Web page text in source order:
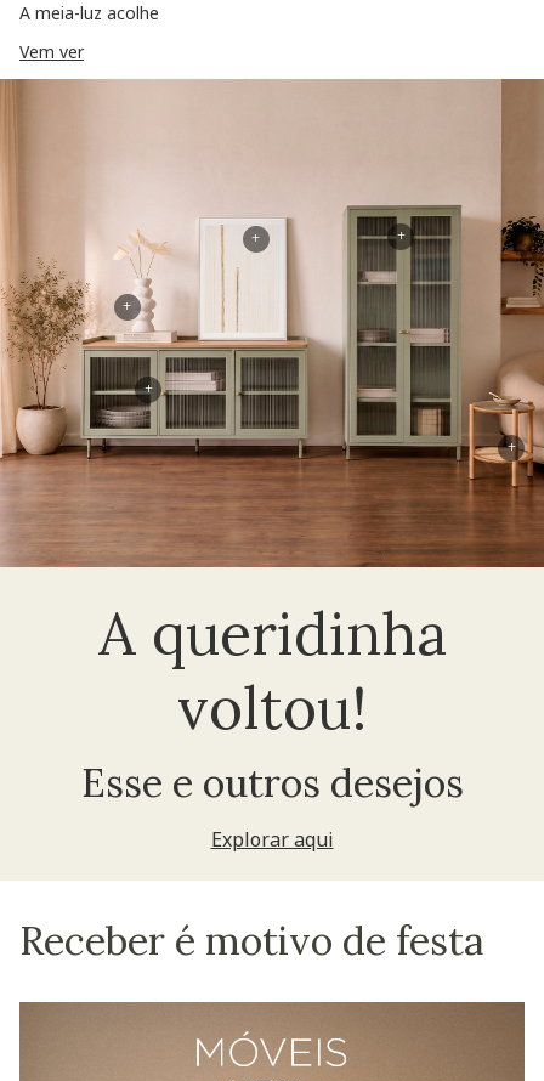
A meia-luz acolhe
Vem ver
A queridinha
voltou!
Esse e outros desejos
Explorar aqui
+
+
+
+
+
Receber é motivo de festa